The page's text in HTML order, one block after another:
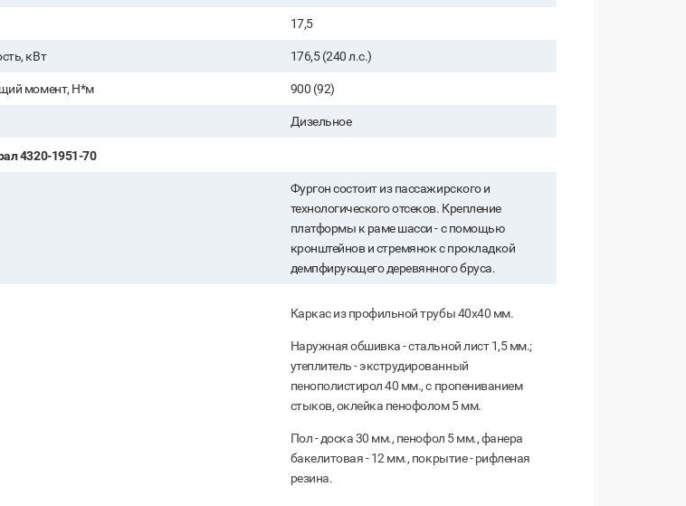
17,5
кВт 176,5 (240 л.с.)
момент, Н*м 900 (92)
Дизельное
4320-1951-70
Фургон состоит из пассажирского и
технологического отсеков. Крепление
платформы к раме шасси - с помощью
кронштейнов и стремянок с прокладкой
демпфирующего деревянного бруса.
Каркас из профильной трубы 40х40 мм.
Наружная обшивка - стальной лист 1,5 мм.;
утеплитель - экструдированный
пенополистирол 40 мм., с пропениванием
стыков, оклейка пенофолом 5 мм.
Пол - доска 30 мм., пенофол 5 мм., фанера
бакелитовая - 12 мм., покрытие - рифленая
резина.